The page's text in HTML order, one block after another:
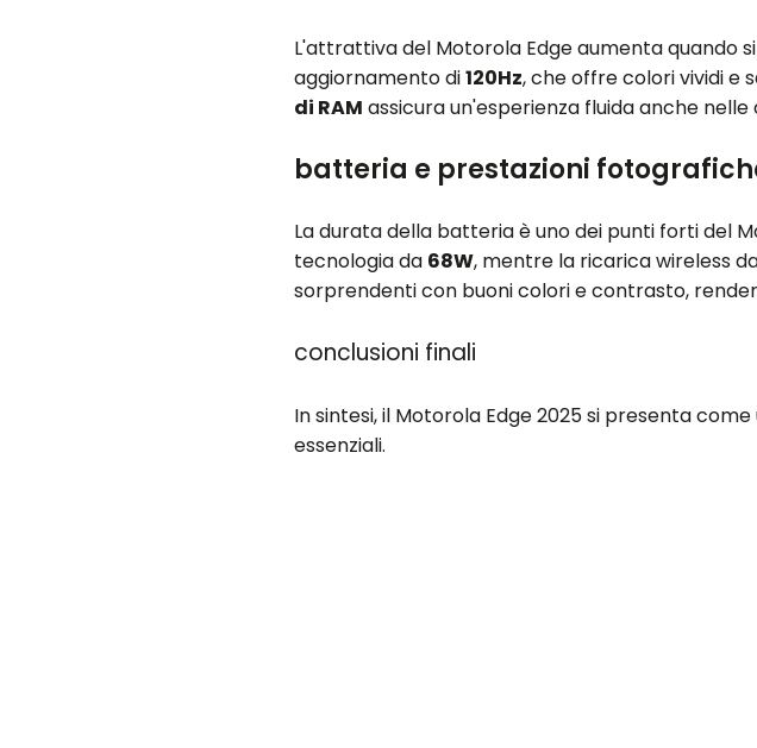
L'attrattiva del Motorola Edge aumenta quando
aggiornamento di120Hz, che offre colori vividi e
di RAM assicura un'esperienza fluida anche
batteria e prestazioni
La durata della batteria è uno dei punti forti del
tecnologia da 68W, mentre la ricarica wireless
sorprendenti con buoni colori e contrasto,
conclusioni finali
In sintesi, il Motorola Edge 2025 si presenta
essenziali.